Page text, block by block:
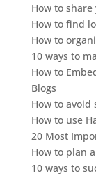
How to
How to find
How to
10 ways to
How to
Blogs
How to avoid
How to use
20 Most
How to plan
10 ways to